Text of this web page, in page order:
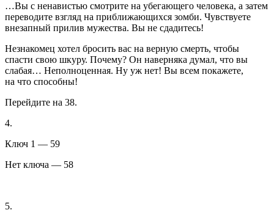
…Вы с ненавистью смотрите на убегающего человека, а затем
переводите взгляд на приближающихся зомби. Чувствуете
внезапный прилив мужества. Вы не сдадитесь!
Незнакомец хотел бросить вас на верную смерть, чтобы
спасти свою шкуру. Почему? Он наверняка думал, что вы
слабая… Неполноценная. Ну уж нет! Вы всем покажете,
на что способны!
Перейдите на 38.
4.
Ключ 1 — 59
Нет ключа — 58
5.